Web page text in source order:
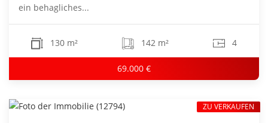
ein behagliches...
130 m² 142 m² 4
69.000 €
ZU VERKAUFEN